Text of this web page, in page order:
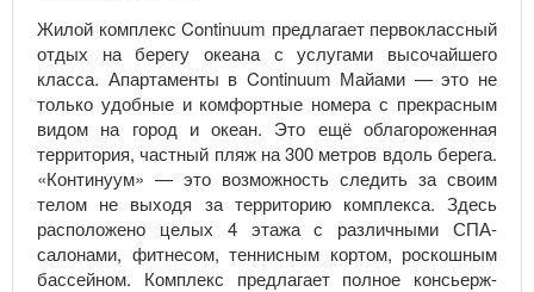
Жилой комплекс Continuum предлагает первоклассный
отдых на берегу океана с услугами высочайшего
класса. Апартаменты в Continuum Майами — это не
только удобные и комфортные номера с прекрасным
видом на город и океан. Это ещё облагороженная
территория, частный пляж на 300 метров вдоль берега.
«Континуум» — это возможность следить за своим
телом не выходя за территорию комплекса. Здесь
расположено целых 4 этажа с различными СПА-
салонами, фитнесом, теннисным кортом, роскошным
бассейном. Комплекс предлагает полное консьерж-